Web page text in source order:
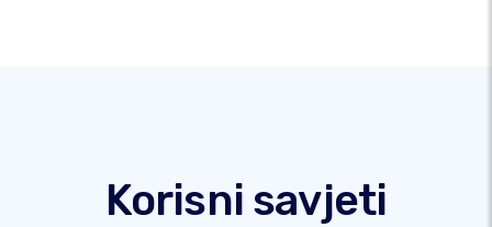
Korisni savjeti